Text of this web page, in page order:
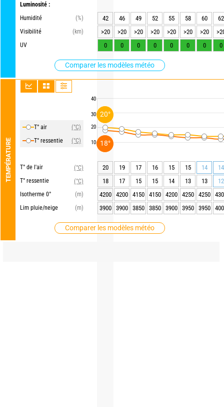
Luminosité :
Humidité
(%)
Visibilité
(km)
UV
Comparer les modèles météo
TEMPÉRATURE
T° air
(°C)
T° ressentie
(°C)
T° de l'air
(°C)
T° ressentie
(°C)
Isotherme 0°
(m)
Lim pluie/neige
(m)
Comparer les modèles météo
40
30
20
10
42 46 49 52 55 58 60
62
>20
>20 >20 >20 >20 >20 >20
0
0 0 0 0 0 0 0
20 19 17 16 15 15 14
14
18
17 15 15 14 13 13
12
4200
4200 4150 4150 4200 4250 4250
3900
3900 3850 3850 3900 3950 3950
20°
18°